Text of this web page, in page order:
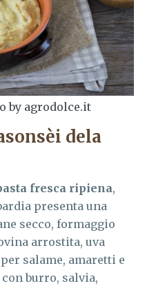
by agrodolce.it
dela
fresca ripiena,
presenta una
secco, formaggio
arrostita, uva
salame, amaretti e
burro, salvia,